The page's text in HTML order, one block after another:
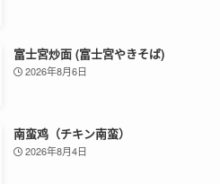
富士宮炒面 (富士宮やきそば)
2026年8月6日
南蛮鸡（チキン南蛮）
2026年8月4日